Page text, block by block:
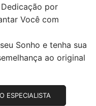
por
Você com
Sonho e tenha sua
ao original
ESPECIALISTA